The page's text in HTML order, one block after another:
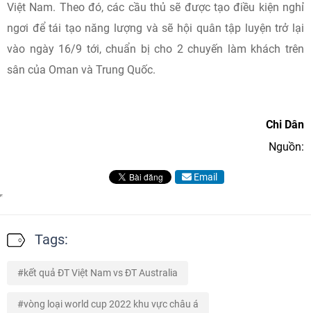
Việt Nam. Theo đó, các cầu thủ sẽ được tạo điều kiện nghỉ
ngơi để tái tạo năng lượng và sẽ hội quân tập luyện trở lại
vào ngày 16/9 tới, chuẩn bị cho 2 chuyến làm khách trên
sân của Oman và Trung Quốc.
Chi Dân
Nguồn:
Email
Tags:
kết quả ĐT Việt Nam vs ĐT Australia
vòng loại world cup 2022 khu vực châu á